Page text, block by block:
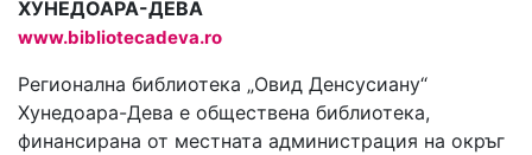
ХУНЕДОАРА-ДЕВА
www.bibliotecadeva.ro
Регионална библиотека „Овид Денсусиану“
Хунедоара-Дева е обществена библиотека,
финансирана от местната администрация на окръг